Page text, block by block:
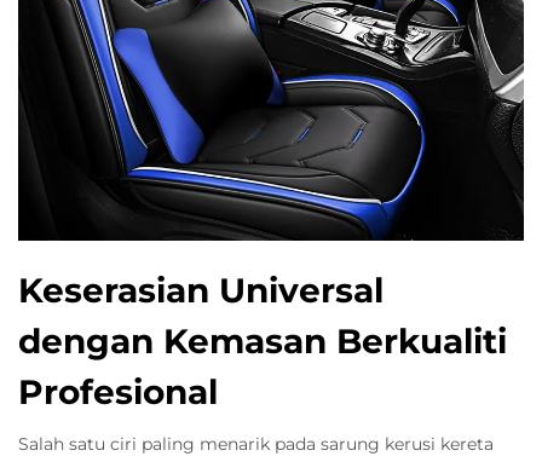
Keserasian Universal
dengan Kemasan Berkualiti
Profesional
Salah satu ciri paling menarik pada sarung kerusi kereta